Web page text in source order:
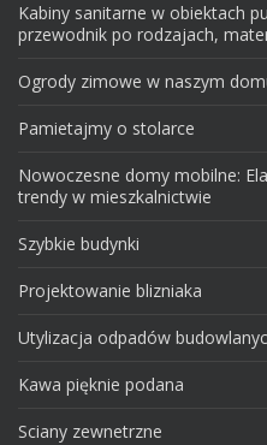
Kabiny sanitarne w obiektach
przewodnik po rodzajach,
Ogrody zimowe w naszym
Pamietajmy o stolarce
Nowoczesne domy mobilne:
trendy w mieszkalnictwie
Szybkie budynki
Projektowanie blizniaka
Utylizacja odpadów
Kawa pięknie podana
Sciany zewnetrzne